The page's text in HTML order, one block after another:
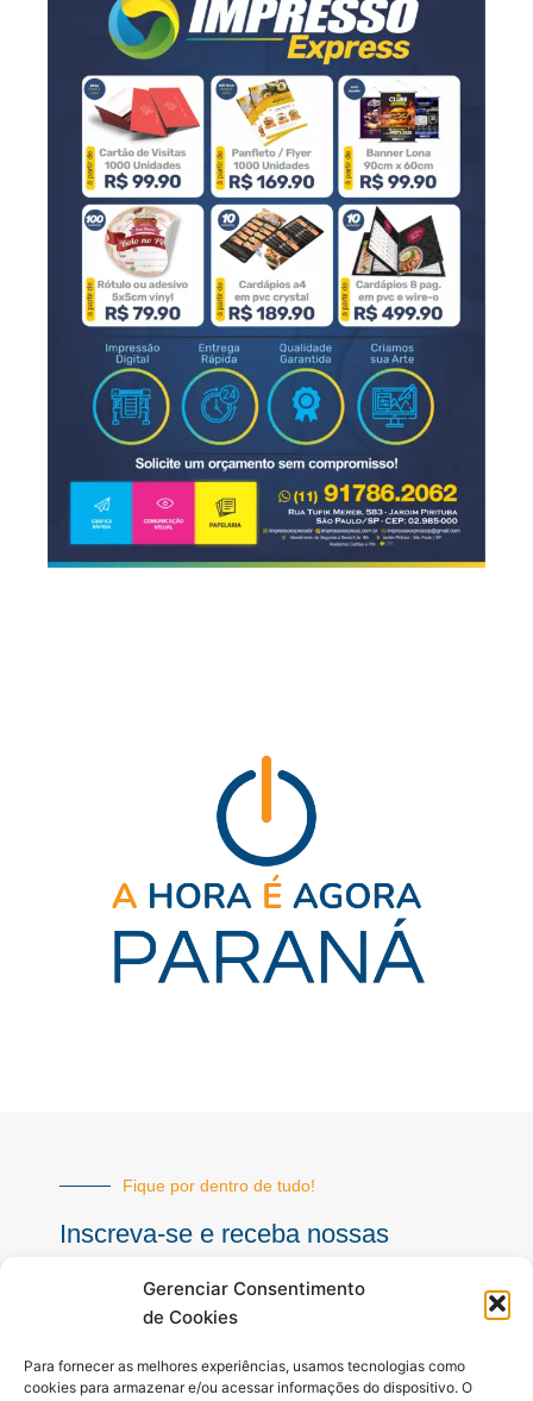
Gerenciar Consentimento
de Cookies
Para fornecer as melhores experiências, usamos tecnologias como
cookies para armazenar e/ou acessar informações do dispositivo. O
Fique por dentro de tudo!
Inscreva-se e receba nossas
mail